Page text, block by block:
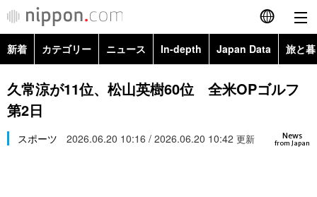
English
简体字
カテゴリー
新着 カテゴリー ニュース In-depth Japan Data 旅と
政治・外交
経済・ビジネス
Topics
久常涼が11位、松山英樹60位 全米OPゴルフ
第2日
News
from Japan
スポーツ 2026.06.20 10:16 / 2026.06.20 10:42 更新